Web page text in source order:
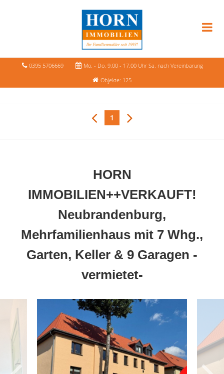
0395 5706669
Mo. - Do. 9.00 - 17.00 Uhr Sa. nach Vereinbarung
Objekte: 125
1
HORN
IMMOBILIEN++VERKAUFT!
Neubrandenburg,
Mehrfamilienhaus mit 7 Whg.,
Garten, Keller & 9 Garagen -
vermietet-